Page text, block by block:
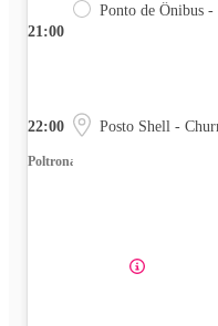
21:00
Ponto de Ônibus
22:00 Posto Shell -
Poltrona